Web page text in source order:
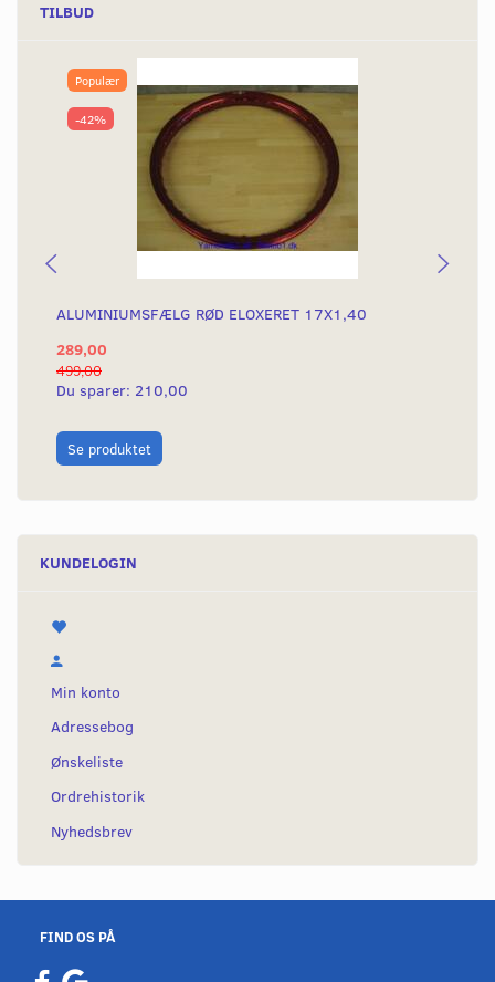
TILBUD
Populær
-42%
ALUMINIUMSFÆLG RØD ELOXERET 17X1,40
289,00
499,00
Du sparer: 210,00
Se produktet
KUNDELOGIN
Min konto
Adressebog
Ønskeliste
Ordrehistorik
Nyhedsbrev
FIND OS PÅ